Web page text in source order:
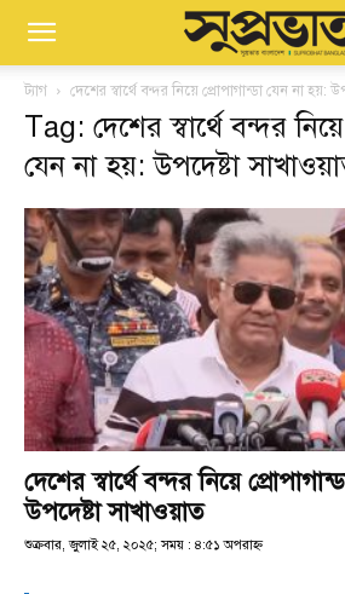
ট্যাগ দেশের স্বার্থে বন্দর নিয়ে প্রোপাগান্ডা যেন না হয়:
Tag: দেশের স্বার্থে বন্দর
যেন না হয়: উপদেষ্টা
দেশের স্বার্থে বন্দর নিয়ে
উপদেষ্টা সাখাওয়াত
শুক্রবার, জুলাই ২৫, ২০২৫; সময় : ৪:৫১ অপরাহ্ণ